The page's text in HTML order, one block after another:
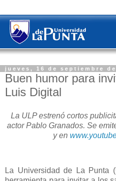
jueves, 16 de septiembre de
Buen humor para
Luis Digital
La ULP estrenó cortos
actor Pablo Granados. Se
y en
La Universidad de La Punta